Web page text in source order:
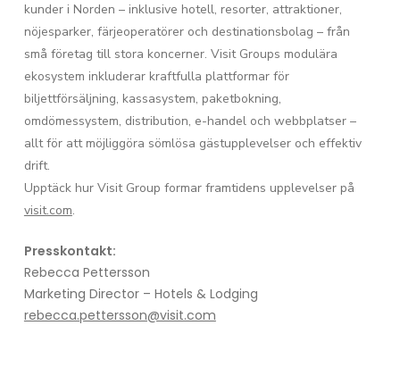
kunder i Norden – inklusive hotell, resorter, attraktioner,
nöjesparker, färjeoperatörer och destinationsbolag – från
små företag till stora koncerner. Visit Groups modulära
ekosystem inkluderar kraftfulla plattformar för
biljettförsäljning, kassasystem, paketbokning,
omdömessystem, distribution, e-handel och webbplatser –
allt för att möjliggöra sömlösa gästupplevelser och effektiv
drift.
Upptäck hur Visit Group formar framtidens upplevelser på
visit.com.
Presskontakt:
Rebecca Pettersson
Marketing Director – Hotels & Lodging
rebecca.pettersson@visit.com